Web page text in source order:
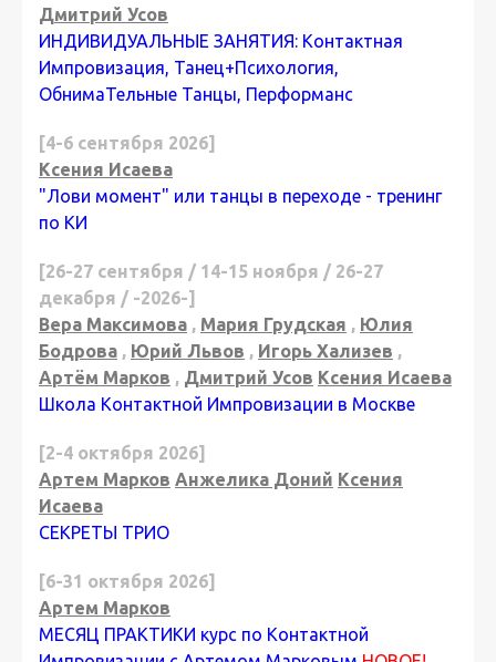
Дмитрий Усов
ИНДИВИДУАЛЬНЫЕ ЗАНЯТИЯ: Контактная
Импровизация, Танец+Психология,
ОбнимаТельные Танцы, Перформанс
[4-6 сентября 2026]
Ксения Исаева
"Лови момент" или танцы в переходе - тренинг
по КИ
[26-27 сентября / 14-15 ноября / 26-27
декабря / -2026-]
Вера Максимова , Мария Грудская , Юлия
Бодрова , Юрий Львов , Игорь Хализев ,
Артём Марков , Дмитрий Усов Ксения Исаева
Школа Контактной Импровизации в Москве
[2-4 октября 2026]
Артем Марков Анжелика Доний Ксения
Исаева
СЕКРЕТЫ ТРИО
[6-31 октября 2026]
Артем Марков
МЕСЯЦ ПРАКТИКИ курс по Контактной